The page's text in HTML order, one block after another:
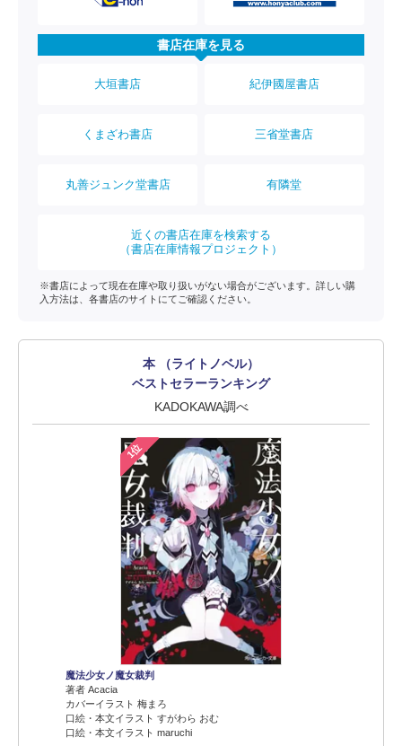
書店在庫を見る
大垣書店 紀伊國屋書店
くまざわ書店 三省堂書店
丸善ジュンク堂書店 有隣堂
近くの書店在庫を検索する
（書店在庫情報プロジェクト）
※書店によって現在在庫や取り扱いがない場合がございます。詳しい購
入方法は、各書店のサイトにてご確認ください。
本 （ライトノベル）
ベストセラーランキング
KADOKAWA調べ
1位
魔法少女ノ魔女裁判
著者 Acacia
カバーイラスト 梅まろ
口絵・本文イラスト すがわら おむ
口絵・本文イラスト maruchi